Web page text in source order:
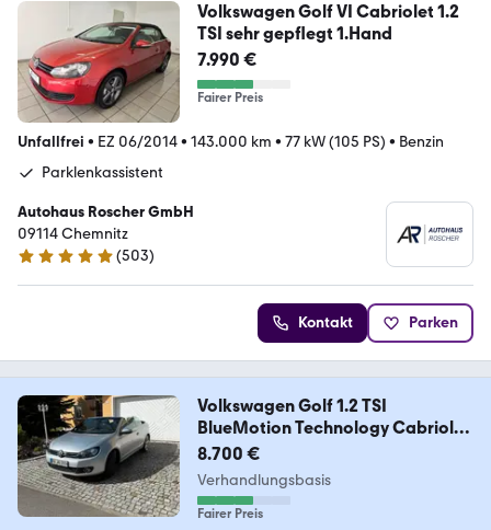
Volkswagen Golf VI Cabriolet 1.2
TSI sehr gepflegt 1.Hand
7.990 €
Fairer Preis
Unfallfrei • EZ 06/2014• 143.000 km • 77 kW (105 PS) • Benzin
Parklenkassistent
Autohaus Roscher GmbH
09114 Chemnitz
4.8 Sterne
(503)
Kontakt Parken
Volkswagen Golf 1.2 TSI
BlueMotion Technology Cabriolet
-
8.700 €
Verhandlungsbasis
Fairer Preis